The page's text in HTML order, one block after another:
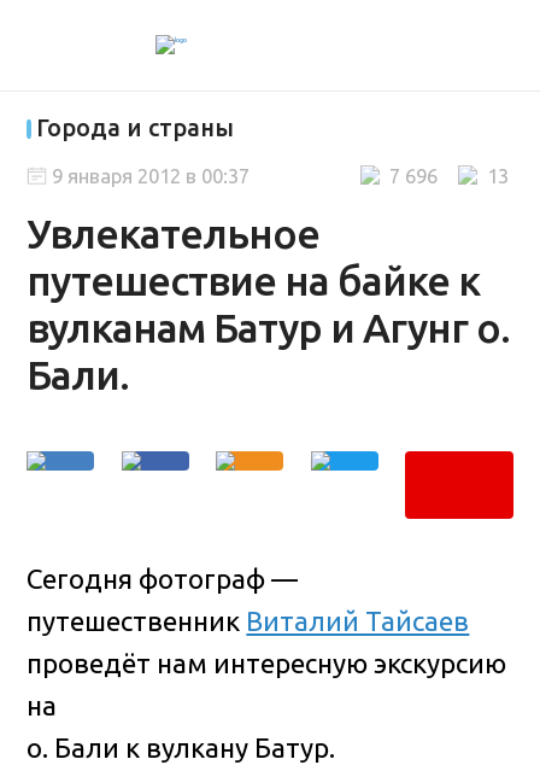
Города и страны
Увлекательное
путешествие на байке к
вулканам Батур и Агунг о.
Бали.
13
7 696
9 января 2012 в 00:37
Сегодня фотограф —
путешественник Виталий Тайсаев
проведёт нам интересную экскурсию
на
о. Бали к вулкану Батур.